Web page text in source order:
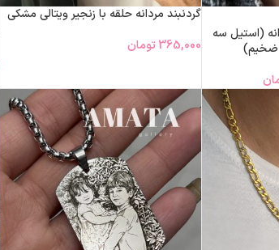
(استیل سه
ضخیم)
گردنبند مردانه حلقه با زنجیر ویتالی مشکی
365,000 تومان